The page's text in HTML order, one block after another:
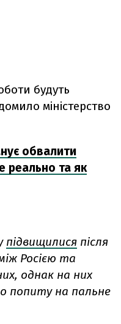
будуть
міністерство
обвалити
реально та як
підвищилися після
Росією та
однак на них
попиту на пальне